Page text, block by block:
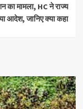
का मामला, HC ने राज्य
आदेश, जानिए क्या कहा